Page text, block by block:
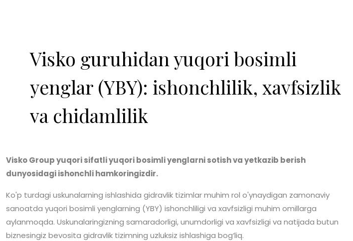
Visko guruhidan yuqori bosimli
yenglar (YBY): ishonchlilik, xavfsizlik
va chidamlilik
Visko Group yuqori sifatli yuqori bosimli yenglarni sotish va yetkazib berish
dunyosidagi ishonchli hamkoringizdir.
Ko'p turdagi uskunalarning ishlashida gidravlik tizimlar muhim rol o'ynaydigan zamonaviy
sanoatda yuqori bosimli yenglarning (YBY) ishonchliligi va xavfsizligi muhim omillarga
aylanmoqda. Uskunalaringizning samaradorligi, unumdorligi va xavfsizligi va natijada butun
biznesingiz bevosita gidravlik tizimning uzluksiz ishlashiga bog‘liq.